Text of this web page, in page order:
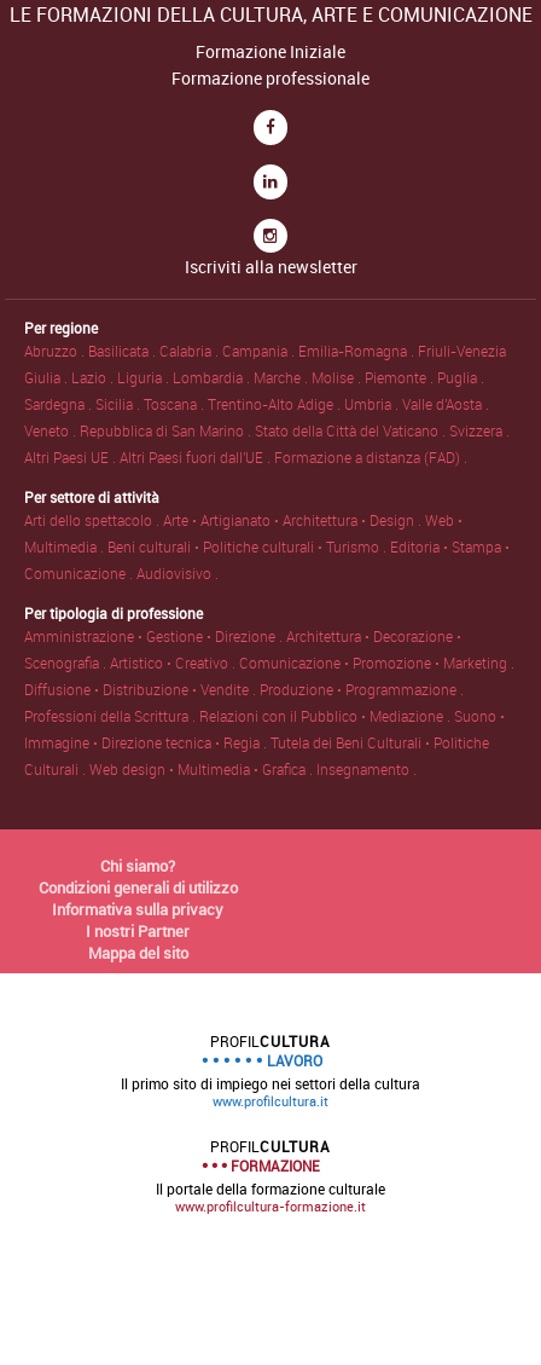
LE FORMAZIONI DELLA CULTURA, ARTE E COMUNICAZIONE
Formazione Iniziale
Formazione professionale
Iscriviti alla newsletter
Per regione
Abruzzo . Basilicata .Calabria .Campania . Emilia-Romagna . Friuli-Venezia
Giulia . Lazio . Liguria . Lombardia . Marche . Molise . Piemonte . Puglia .
Sardegna . Sicilia .Toscana .Trentino-Alto Adige . Umbria .Valle d'Aosta .
Veneto . Repubblica di San Marino . Stato della Città del Vaticano . Svizzera .
Altri Paesi UE .Altri Paesi fuori dall'UE . Formazione a distanza (FAD) .
Per settore di attività
Arti dello spettacolo .Arte • Artigianato • Architettura • Design .Web •
Multimedia . Beni culturali • Politiche culturali • Turismo . Editoria • Stampa •
Comunicazione .Audiovisivo .
Per tipologia di professione
Amministrazione • Gestione • Direzione .Architettura • Decorazione •
Scenografia .Artistico • Creativo .Comunicazione • Promozione • Marketing .
Diffusione • Distribuzione • Vendite . Produzione • Programmazione .
Professioni della Scrittura . Relazioni con il Pubblico • Mediazione . Suono •
Immagine • Direzione tecnica • Regia .Tutela dei Beni Culturali • Politiche
Culturali .Web design • Multimedia • Grafica . Insegnamento .
Chi siamo?
Condizioni generali di utilizzo
Informativa sulla privacy
I nostri Partner
Mappa del sito
PROFILCULTURA
LAVORO
Il primo sito di impiego nei settori della cultura
www.profilcultura.it
PROFILCULTURA
FORMAZIONE
Il portale della formazione culturale
www.profilcultura-formazione.it